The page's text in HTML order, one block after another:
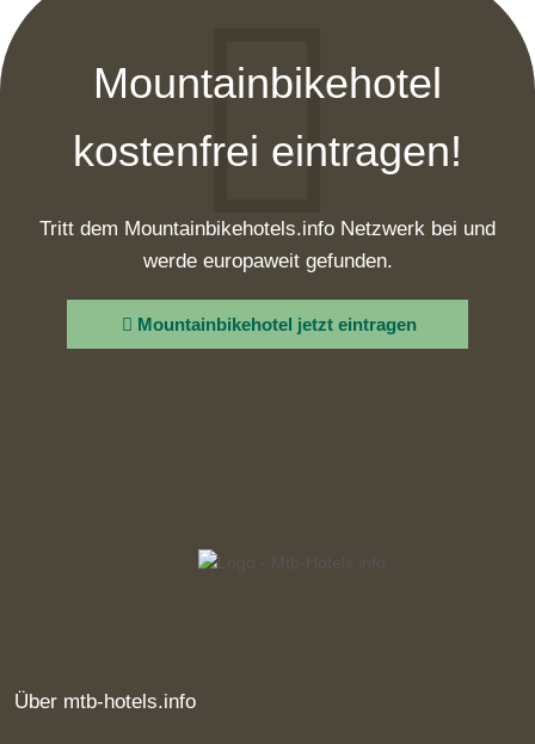
Mountainbikehotel
kostenfrei eintragen!
Tritt dem Mountainbikehotels.info Netzwerk bei und
werde europaweit gefunden.
Mountainbikehotel jetzt eintragen
Über mtb-hotels.info